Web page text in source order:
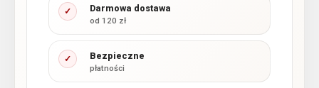
✓ Darmowa dostawa
od 120 zł
✓ Bezpieczne
płatności